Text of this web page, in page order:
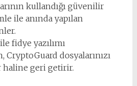
kullandığı güvenilir
ile anında yapılan
fidye yazılımı
dosyalarınızı
geri getirir.